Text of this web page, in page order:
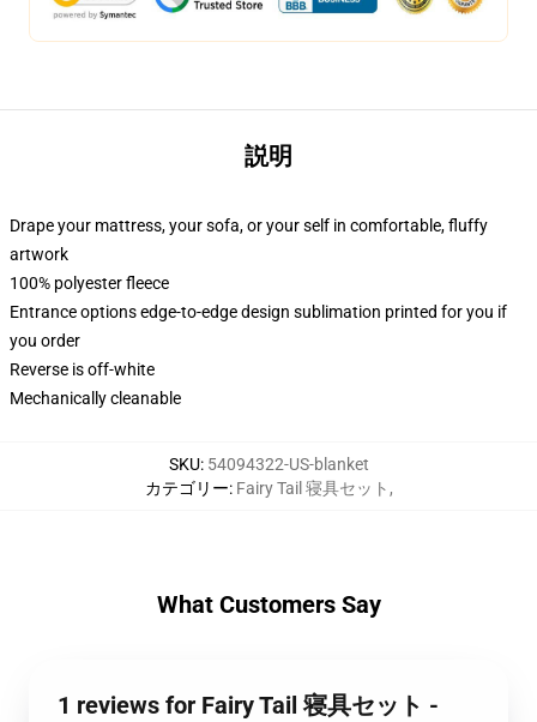
説明
Drape your mattress, your sofa, or your self in comfortable, fluffy
artwork
100% polyester fleece
Entrance options edge-to-edge design sublimation printed for you if
you order
Reverse is off-white
Mechanically cleanable
SKU: 54094322-US-blanket
カテゴリー: Fairy Tail 寝具セット ,
What Customers Say
1 reviews for Fairy Tail 寝具セット -